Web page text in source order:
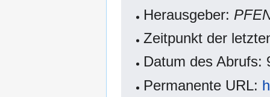
Herausgeber:
Zeitpunkt der
Datum des Abrufs:
Permanente URL: